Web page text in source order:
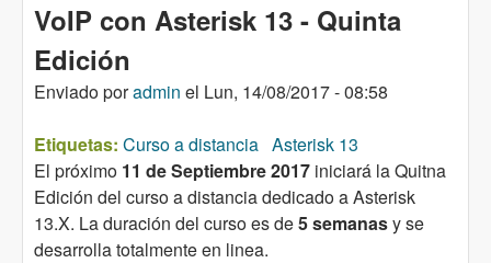
VoIP con Asterisk 13 - Quinta
Edición
Enviado poradmin el Lun, 14/08/2017 - 08:58
Etiquetas: Curso a distancia Asterisk 13
El próximo 11 de Septiembre 2017 iniciará la Quitna
Edición del curso a distancia dedicado a Asterisk
13.X. La duración del curso es de5 semanasy se
desarrolla totalmente en linea.